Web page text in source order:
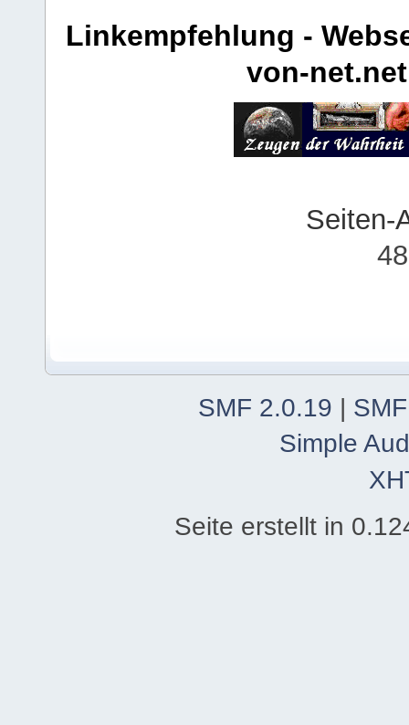
Linkempfehlung -
von-net.net
Seiten-
SMF 2.0.19 |
Simple
Seite erstellt in